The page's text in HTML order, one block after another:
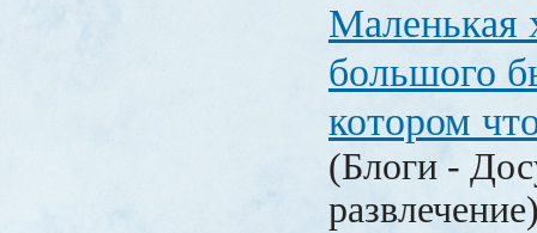
Маленькая
большого
котором
(Блоги -